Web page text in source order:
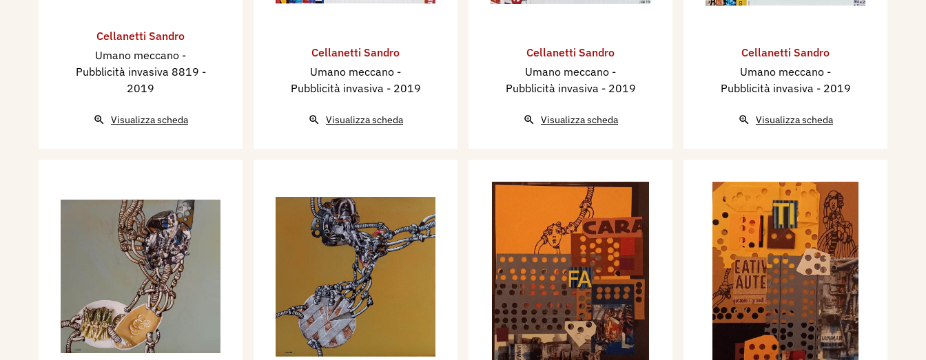
Cellanetti Sandro
Umano meccano -
Pubblicità invasiva 8819 -
2019
Visualizza scheda
Cellanetti Sandro
Umano meccano -
Pubblicità invasiva - 2019
Visualizza scheda
Cellanetti Sandro
Umano meccano -
Pubblicità invasiva - 2019
Visualizza scheda
Cellanetti Sandro
Umano meccano -
Pubblicità invasiva - 2019
Visualizza scheda